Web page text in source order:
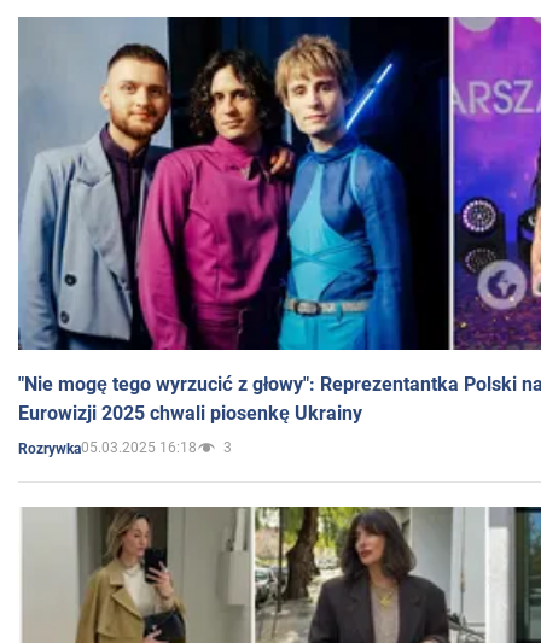
"Nie mogę tego wyrzucić z głowy": Reprezentantka Polski
Eurowizji 2025 chwali piosenkę Ukrainy
Rozrywka05.03.2025 16:18 3